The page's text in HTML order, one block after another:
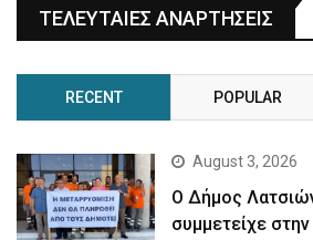
ΤΕΛΕΥΤΑΙΕΣ ΑΝΑΡΤΗΣΕΙΣ
RECENT POPULAR
August 3, 2026
Ο Δήμος
συμμετείχε